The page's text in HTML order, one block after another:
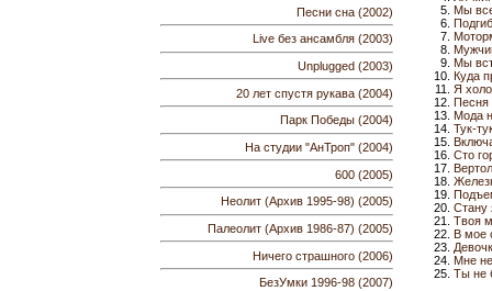
Песни сна (2002)
Live без ансамбля (2003)
Unplugged (2003)
20 лет спустя рукава (2004)
Парк Победы (2004)
На студии "АнТроп" (2004)
600 (2005)
Неолит (Архив 1995-98) (2005)
Палеолит (Архив 1986-87) (2005)
Ничего страшного (2006)
БезУмки 1996-98 (2007)
Мы
Мы
Куда
Я
Песня
Мода
Тук-
Сто
Стану
Твоя
В мое
Мне
Ты не